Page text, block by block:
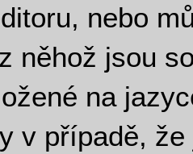
nebo
něhož jsou
na
v případě,